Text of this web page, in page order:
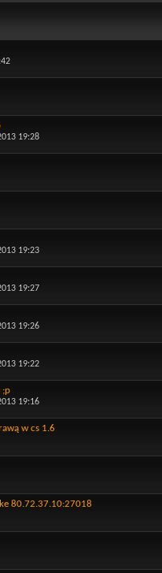
19:28
19:23
19:27
19:26
19:22
;p
19:16
w cs 1.6
80.72.37.10:27018